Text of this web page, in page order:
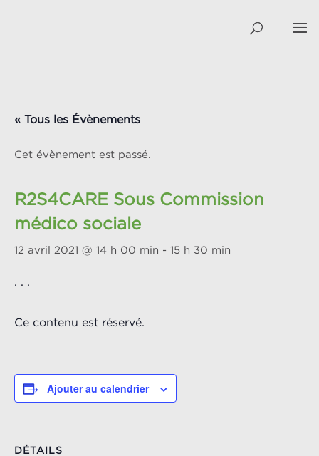
« Tous les Évènements
Cet évènement est passé.
R2S4CARE Sous Commission
médico sociale
12 avril 2021 @ 14 h 00 min - 15 h 30 min
. . .
Ce contenu est réservé.
Ajouter au calendrier
DÉTAILS